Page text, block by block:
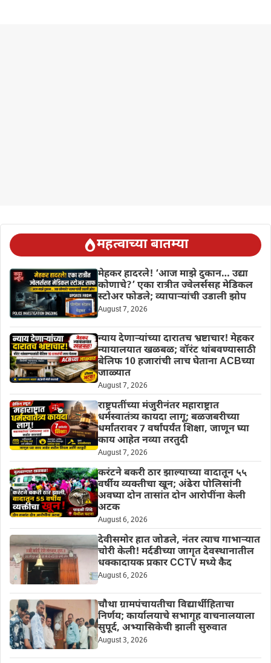
महत्वाच्या बातम्या
मेहकर हादरले! ‘आज माझे दुकान… उद्या
कोणाचे?’ एका रात्रीत ज्वेलर्ससह मेडिकल
स्टोअर फोडले; व्यापाऱ्यांची उडाली झोप
August 7, 2026
न्याय देणाऱ्यांच्या दारातच भ्रष्टाचार! मेहकर
न्यायालयात खळबळ; वॉरंट थांबवण्यासाठी
बेलिफ 10 हजारांची लाच घेताना ACBच्या
जाळ्यात
August 7, 2026
राष्ट्रपतींच्या मंजुरीनंतर महाराष्ट्रात
धर्मस्वातंत्र्य कायदा लागू; बळजबरीच्या
धर्मांतरावर 7 वर्षांपर्यंत शिक्षा, जाणून घ्या
काय आहेत नव्या तरतुदी
August 7, 2026
करंटने बकरी ठार झाल्याच्या वादातून ५५
वर्षीय व्यक्तीचा खून; अंढेरा पोलिसांनी
अवघ्या दोन तासांत दोन आरोपींना केली
अटक
August 6, 2026
देवीसमोर हात जोडले, नंतर त्याच गाभाऱ्यात
चोरी केली! मर्दडीच्या जागृत देवस्थानातील
धक्कादायक प्रकार CCTV मध्ये कैद
August 6, 2026
चौथा ग्रामपंचायतीचा विद्यार्थीहिताचा
निर्णय; कार्यालयाचे सभागृह वाचनालयाला
सुपूर्द, अभ्यासिकेची झाली सुरुवात
August 3, 2026